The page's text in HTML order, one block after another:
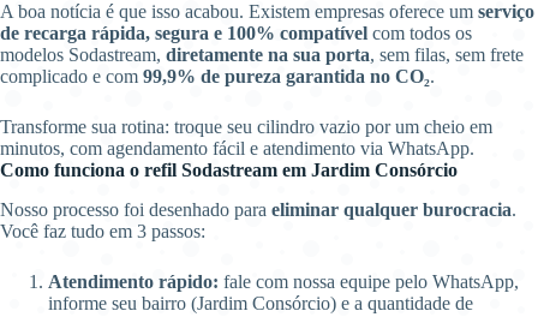
A boa notícia é que isso acabou. Existem empresas oferece um serviço
de recarga rápida, segura e 100% compatível com todos os
modelos Sodastream, diretamente na sua porta, sem filas, sem frete
complicado e com 99,9% de pureza garantida no CO₂.
Transforme sua rotina: troque seu cilindro vazio por um cheio em
minutos, com agendamento fácil e atendimento via WhatsApp.
Como funciona o refil Sodastream em Jardim Consórcio
Nosso processo foi desenhado para eliminar qualquer burocracia.
Você faz tudo em 3 passos:
Atendimento rápido: fale com nossa equipe pelo WhatsApp,
informe seu bairro (Jardim Consórcio) e a quantidade de